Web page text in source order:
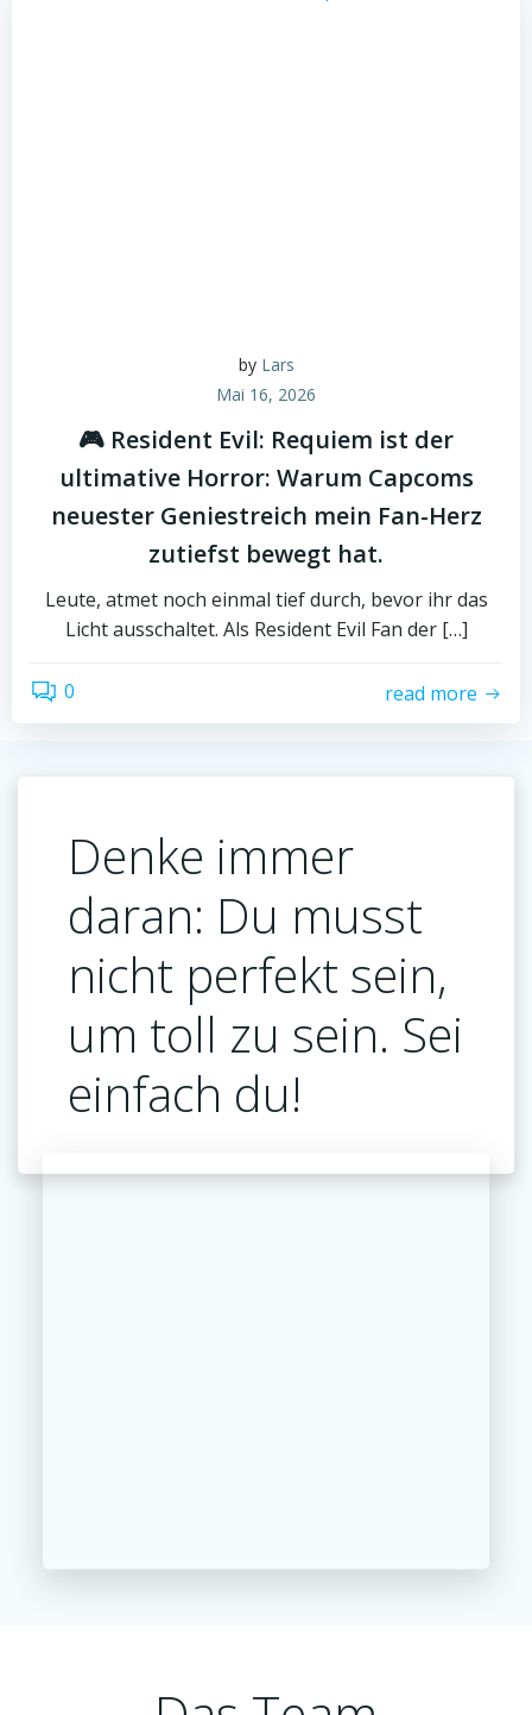
by Lars
Mai 16, 2026
🎮 Resident Evil: Requiem ist der
ultimative Horror: Warum Capcoms
neuester Geniestreich mein Fan-Herz
zutiefst bewegt hat.
Leute, atmet noch einmal tief durch, bevor ihr das
Licht ausschaltet. Als Resident Evil Fan der […]
0 read more
Denke immer
daran: Du musst
nicht perfekt sein,
um toll zu sein. Sei
einfach du!